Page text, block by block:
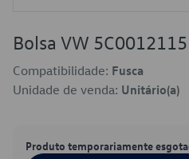
Bolsa VW
Compatibilidade: Fusca
Unidade de venda: Unitário(a)
Produto temporariamente